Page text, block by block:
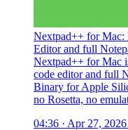
Nextpad++ for Mac:
Editor and full
Nextpad++ for Mac
code editor and full
Binary for Apple
no Rosetta, no
04:36 · Apr 27,